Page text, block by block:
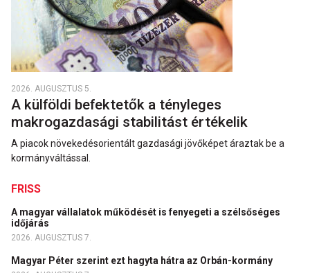
2026. AUGUSZTUS 5.
A külföldi befektetők a tényleges
makrogazdasági stabilitást értékelik
A piacok növekedésorientált gazdasági jövőképet áraztak be a
kormányváltással.
FRISS
A magyar vállalatok működését is fenyegeti a szélsőséges
időjárás
2026. AUGUSZTUS 7.
Magyar Péter szerint ezt hagyta hátra az Orbán-kormány